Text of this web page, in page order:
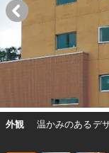
外観 温かみのあるデ